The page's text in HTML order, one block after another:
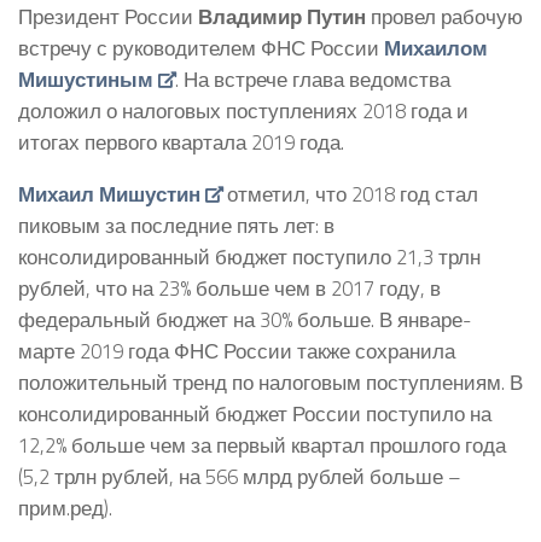
Президент России Владимир Путин провел рабочую
встречу с руководителем ФНС России Михаилом
Мишустиным
. На встрече глава ведомства
доложил о налоговых поступлениях 2018 года и
итогах первого квартала 2019 года.
Михаил Мишустин
отметил, что 2018 год стал
пиковым за последние пять лет: в
консолидированный бюджет поступило 21,3 трлн
рублей, что на 23% больше чем в 2017 году, в
федеральный бюджет на 30% больше. В январе-
марте 2019 года ФНС России также сохранила
положительный тренд по налоговым поступлениям. В
консолидированный бюджет России поступило на
12,2% больше чем за первый квартал прошлого года
(5,2 трлн рублей, на 566 млрд рублей больше –
прим.ред).